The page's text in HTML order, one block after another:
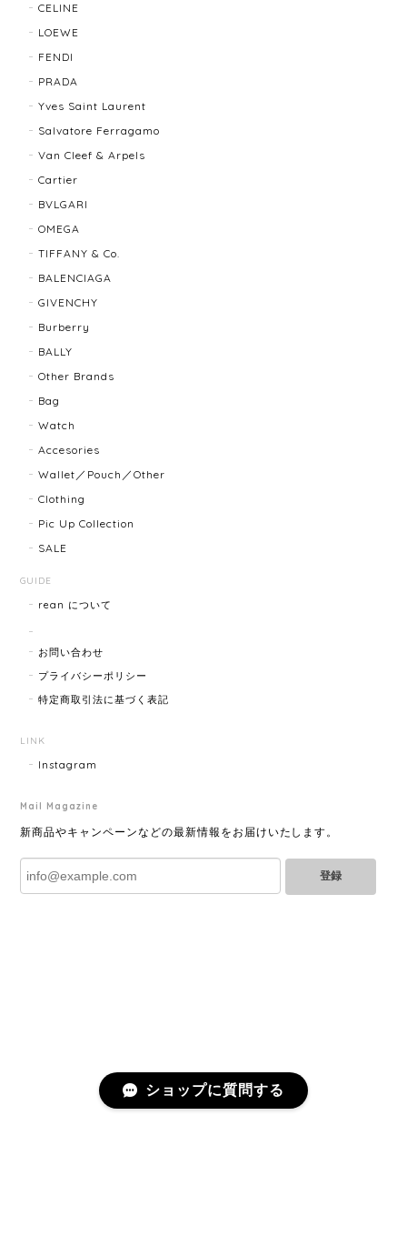
たら利用させていただきたいと思いました🙇‍♀️
迅速に対応してくださり、ありがとうございます。 品
物の状態も良く、満足しております🥰 また機会があり
ましたらよろしくお願いします！
はぜんぜんわからずとても綺麗で素敵な時計でとても
気にいりました。 いつも迅速な発送と綺麗な商品ばか
りなので安心して購入できます。ありがとうございま
2025/06/28
とても綺麗なお品でした✨ ありがとうございました！
CELINE
LOEWE
FENDI
PRADA
Yves Saint Laurent
Salvatore Ferragamo
Van Cleef & Arpels
Cartier
BVLGARI
OMEGA
TIFFANY & Co.
BALENCIAGA
GIVENCHY
Burberry
BALLY
Other Brands
Bag
Watch
Accesories
Wallet／Pouch／Other
Clothing
Pic Up Collection
SALE
GUIDE
rean について
お問い合わせ
プライバシーポリシー
特定商取引法に基づく表記
LINK
Instagram
Mail Magazine
新商品やキャンペーンなどの最新情報をお届けいたします。
登録
ショップに質問する